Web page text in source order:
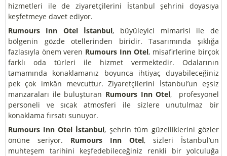
hizmetleri ile de ziyaretçilerini İstanbul şehrini doyasıya
keşfetmeye davet ediyor.
Rumours Inn Otel İstanbul, büyüleyici mimarisi ile de
bölgenin gözde otellerinden biridir. Tasarımında şıklığa
fazlasıyla önem veren Rumours Inn Otel, misafirlerine birçok
farklı oda türleri ile hizmet vermektedir. Odalarının
tamamında konaklamanız boyunca ihtiyaç duyabileceğiniz
pek çok imkân mevcuttur. Ziyaretçilerini İstanbul’un eşsiz
manzaraları ile buluşturan Rumours Inn Otel, profesyonel
personeli ve sıcak atmosferi ile sizlere unutulmaz bir
konaklama fırsatı sunuyor.
Rumours Inn Otel İstanbul, şehrin tüm güzelliklerini gözler
önüne seriyor. Rumours Inn Otel, sizleri İstanbul’un
muhteşem tarihini keşfedebileceğiniz renkli bir yolculuğa